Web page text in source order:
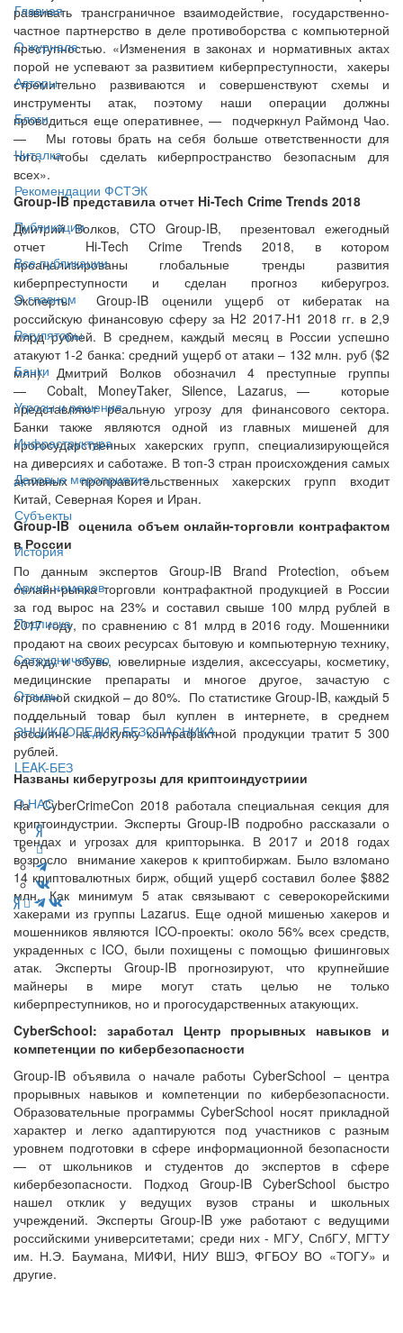
Главная
О журнале
Авторы
Блоги
Читалка
Рекомендации ФСТЭК
Публикации
Все публикации
О главном
Регуляторы
Банки
Угрозы и решения
Инфраструктура
Деловые мероприятия
Субъекты
История
Архив номеров
Подписка
Сотрудничество
Отзывы
ЭНЦИКЛОПЕДИЯ БЕЗОПАСНИКА
LEAK-БЕЗ
О НАС
развивать трансграничное взаимодействие, государственно-
частное партнерство в деле противоборства с компьютерной
преступностью. «Изменения в законах и нормативных актах
порой не успевают за развитием киберпреступности, хакеры
стремительно развиваются и совершенствуют схемы и
инструменты атак, поэтому наши операции должны
проводиться еще оперативнее, — подчеркнул Раймонд Чао.
— Мы готовы брать на себя больше ответственности для
того, чтобы сделать киберпространство безопасным для
всех».
Group-IB представила отчет Hi-Tech Crime Trends 2018
Дмитрий Волков, CTO Group-IB, презентовал ежегодный
отчет Hi-Tech Crime Trends 2018, в котором
проанализированы глобальные тренды развития
киберпреступности и сделан прогноз киберугроз.
Эксперты Group-IB оценили ущерб от кибератак на
российскую финансовую сферу за H2 2017-H1 2018 гг. в 2,9
млрд рублей. В среднем, каждый месяц в России успешно
атакуют 1-2 банка: средний ущерб от атаки – 132 млн. руб ($2
млн). Дмитрий Волков обозначил 4 преступные группы
— Cobalt, MoneyTaker, Silence, Lazarus, — которые
представляют реальную угрозу для финансового сектора.
Банки также являются одной из главных мишеней для
прогосударственных хакерских групп, специализирующейся
на диверсиях и саботаже. В топ-3 стран происхождения самых
активных проправительственных хакерских групп входит
Китай, Северная Корея и Иран.
Group-IB оценила объем онлайн-торговли контрафактом
в России
По данным экспертов Group-IB Brand Protection, объем
онлайн-рынка торговли контрафактной продукцией в России
за год вырос на 23% и составил свыше 100 млрд рублей в
2017 году, по сравнению с 81 млрд в 2016 году. Мошенники
продают на своих ресурсах бытовую и компьютерную технику,
одежду и обувь, ювелирные изделия, аксессуары, косметику,
медицинские препараты и многое другое, зачастую с
огромной скидкой – до 80%. По статистике Group-IB, каждый 5
поддельный товар был куплен в интернете, в среднем
россияне на покупку контрафактной продукции тратит 5 300
рублей.
Названы киберугрозы для криптоиндустриии
На CyberCrimeCon 2018 работала специальная секция для
криптоиндустрии. Эксперты Group-IB подробно рассказали о
трендах и угрозах для крипторынка. В 2017 и 2018 годах
возросло внимание хакеров к криптобиржам. Было взломано
14 криптовалютных бирж, общий ущерб составил более $882
млн. Как минимум 5 атак связывают с северокорейскими
хакерами из группы Lazarus. Еще одной мишенью хакеров и
мошенников являются ICO-проекты: около 56% всех средств,
украденных с ICO, были похищены с помощью фишинговых
атак. Эксперты Group-IB прогнозируют, что крупнейшие
майнеры в мире могут стать целью не только
киберпреступников, но и прогосударственных атакующих.
CyberSchool: заработал Центр прорывных навыков и
компетенции по кибербезопасности
Group-IB объявила о начале работы CyberSchool – центра
прорывных навыков и компетенции по кибербезопасности.
Образовательные программы CyberSchool носят прикладной
характер и легко адаптируются под участников с разным
уровнем подготовки в сфере информационной безопасности
— от школьников и студентов до экспертов в сфере
кибербезопасности. Подход Group-IB CyberSchool быстро
нашел отклик у ведущих вузов страны и школьных
учреждений. Эксперты Group-IB уже работают с ведущими
российскими университетами; среди них - МГУ, СпбГУ, МГТУ
им. Н.Э. Баумана, МИФИ, НИУ ВШЭ, ФГБОУ ВО «ТОГУ» и
другие.